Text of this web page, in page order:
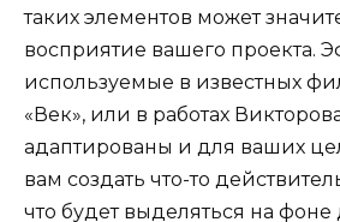
таких элементов может
восприятие вашего проекта.
используемые в известных
«Век», или в работах
адаптированы и для ваших
вам создать что-то
что будет выделяться на фоне